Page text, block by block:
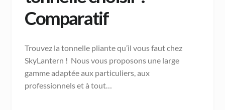
Comparatif
Trouvez la tonnelle pliante qu’il vous faut chez
SkyLantern ! Nous vous proposons une large
gamme adaptée aux particuliers, aux
professionnels et à tout…